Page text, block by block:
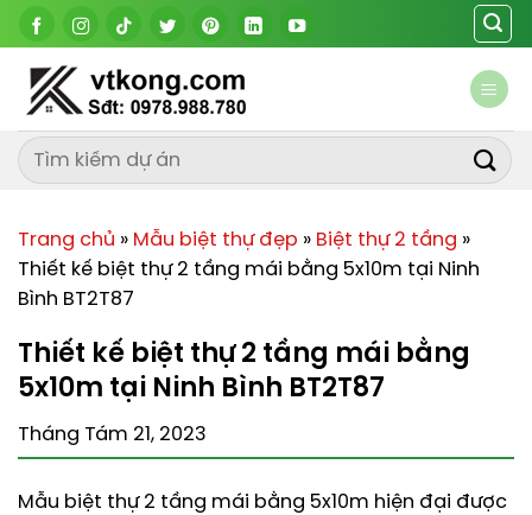
Chuyển
đến
dung
Trang chủ » Mẫu biệt thự đẹp » Biệt thự 2 tầng »
Thiết kế biệt thự 2 tầng mái bằng 5x10m tại Ninh
Bình BT2T87
Thiết kế biệt thự 2 tầng mái bằng
5x10m tại Ninh Bình BT2T87
Tháng Tám 21, 2023
Mẫu biệt thự 2 tầng mái bằng 5x10m hiện đại được